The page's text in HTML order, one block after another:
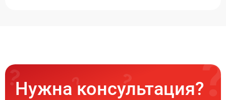
Нужна консультация?